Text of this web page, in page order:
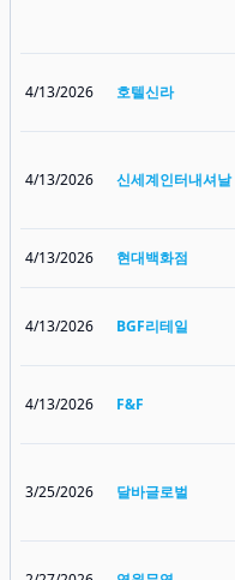
4/13/2026 호텔신라
4/13/2026 신세계인터내셔날
4/13/2026 현대백화점
4/13/2026 BGF리테일
4/13/2026 F&F
3/25/2026 달바글로벌